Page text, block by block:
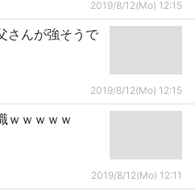
2019/8/12(Mo) 12:15
さんが強そうで
2019/8/12(Mo) 12:15
ｗｗｗｗｗ
2019/8/12(Mo) 12:11